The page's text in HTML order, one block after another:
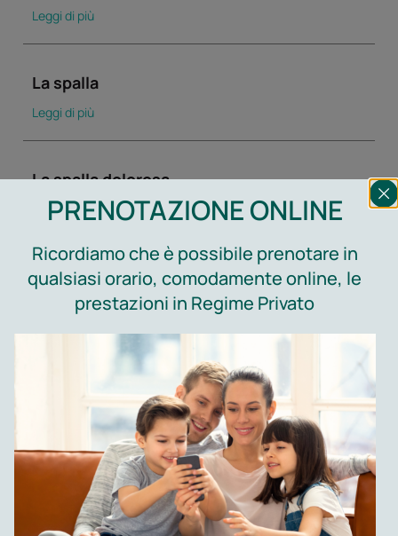
Leggi di più
La spalla
Leggi di più
La spalla dolorosa
Leggi di più
La termoablazione dei nodi tiroidei
Leggi di più
Direttore Sanitario:
PRENOTAZIONE ONLINE
Ricordiamo che è possibile prenotare in
qualsiasi orario, comodamente online, le
prestazioni in Regime Privato